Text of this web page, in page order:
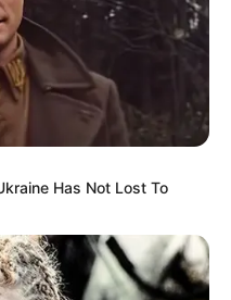
Prefeitura
São
Comunitário de Saúde e de
Vagas
de
às Endemias.
Has Not Lost To